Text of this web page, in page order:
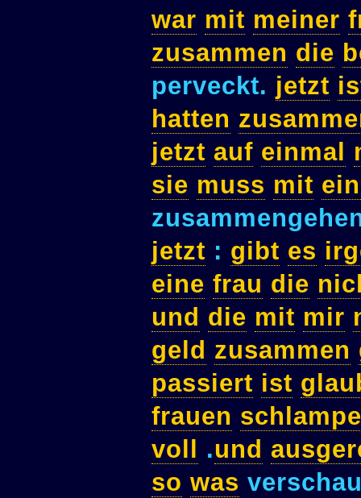
war mit meiner
zusammen die
perveckt. jetzt
hatten
jetzt auf einmal
sie muss mit
jetzt : gibt es
eine frau die
und die mit mir
geld zusammen
passiert ist
frauen
voll
.und
so was